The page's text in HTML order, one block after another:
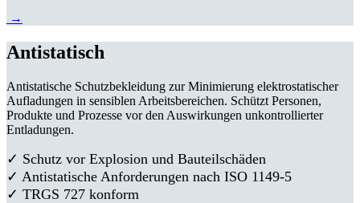
→
Antistatisch
Antistatische Schutzbekleidung zur Minimierung elektrostatischer
Aufladungen in sensiblen Arbeitsbereichen. Schützt Personen,
Produkte und Prozesse vor den Auswirkungen unkontrollierter
Entladungen.
✓ Schutz vor Explosion und Bauteilschäden
✓ Antistatische Anforderungen nach ISO 1149-5
✓ TRGS 727 konform